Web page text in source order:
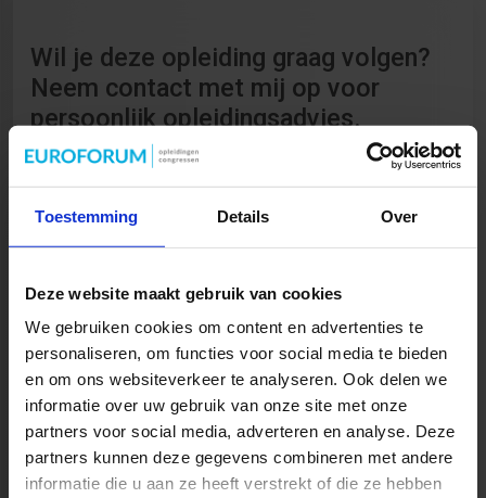
Toestemming Details Over
Deze website maakt gebruik van cookies
We gebruiken cookies om content en advertenties te
personaliseren, om functies voor social media te bieden
en om ons websiteverkeer te analyseren. Ook delen we
informatie over uw gebruik van onze site met onze
partners voor social media, adverteren en analyse. Deze
partners kunnen deze gegevens combineren met andere
informatie die u aan ze heeft verstrekt of die ze hebben
Wil je deze opleiding graag volgen?
Neem contact met mij op voor
persoonlijk opleidingsadvies.
Cursus Projectaanpak Warmtebedrijf en Warmtenetten
is op maat te volgen. Wil je meer informatie over alle
mogelijkheden? Neem dan contact op met Sandra
Sandra Donkers-Habraken
040 2972 770